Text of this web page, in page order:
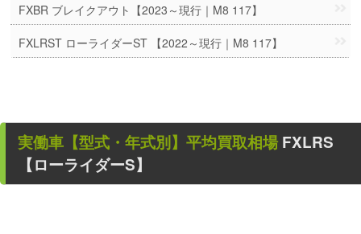
FXBR ブレイクアウト【2023～現行｜M8 117】
FXLRST ローライダーST 【2022～現行｜M8 117】
実働車 【型式・年式別】平均買取相場 FXLRS
【ローライダーS】